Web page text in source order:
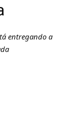
entregando a